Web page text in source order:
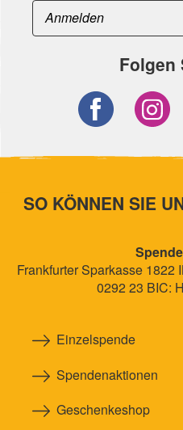
Folgen
SO KÖNNEN SIE
Frankfurter Sparkasse 1822
0292 23 BIC:
Einzelspende
Spendenaktionen
Geschenkeshop